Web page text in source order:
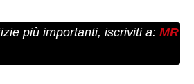
più importanti, iscriviti a: MR